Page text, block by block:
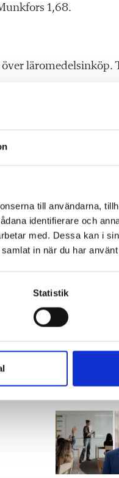
till användarna,
identifierare och
med. Dessa kan i
in när du har
Statistik
1,68.
läromedelsinköp.